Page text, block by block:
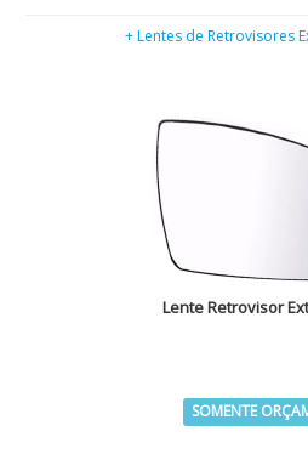
+ Lentes de Retrovisores
Lente Retrovisor
SOMENTE